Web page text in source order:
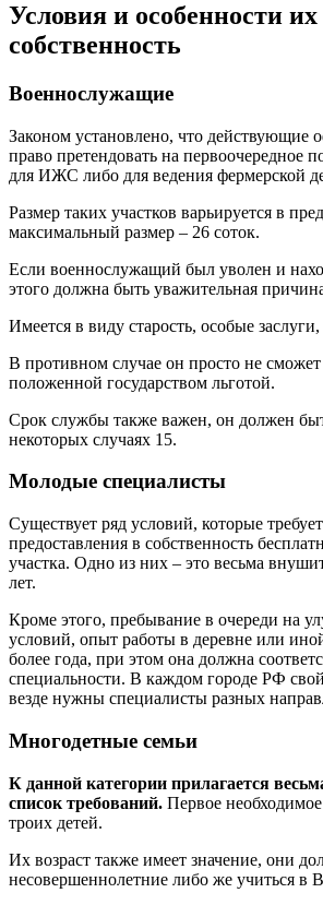
Условия и особенности
собственность
Военнослужащие
Законом установлено, что действующие
право претендовать на первоочередное
для ИЖС либо для ведения фермерской
Размер таких участков варьируется в
максимальный размер – 26 соток.
Если военнослужащий был уволен и
этого должна быть уважительная
Имеется в виду старость, особые
В противном случае он просто не сможет
положенной государством льготой.
Срок службы также важен, он должен
некоторых случаях 15.
Молодые специалисты
Существует ряд условий, которые
предоставления в собственность
участка. Одно из них – это весьма
лет.
Кроме этого, пребывание в очереди на
условий, опыт работы в деревне или
более года, при этом она должна
специальности. В каждом городе РФ
везде нужны специалисты разных
Многодетные семьи
К данной категории прилагается
список требований. Первое
троих детей.
Их возраст также имеет значение, они
несовершеннолетние либо же учиться в